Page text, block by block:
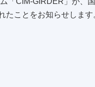
たことをお知らせします